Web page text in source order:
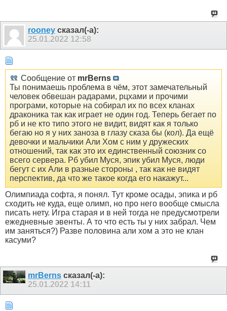
rooney сказал(-а):
25.01.2022 12:58
Сообщение от mrBerns
Ты понимаешь проблема в чём, этот замечательный
человек обвешан радарами, рцхами и прочими
програми, которые на собирал их по всех кланах
драконика так как играет не один год. Теперь бегает по
рб и не кто типо этого не видит, видят как я только
бегаю но я у них заноза в глазу сказа бы (кол). Да ещё
девочки и мальчики Али Хом с ним у дружеских
отношений, так как это их единственный союзник со
всего сервера. Рб убил Муся, эпик убил Муся, люди
бегут с их Али в разные стороны , так как не видят
перспектив, да что же такое когда его накажут...
Олимпиада софта, я понял. Тут кроме осады, эпика и рб
сходить не куда, еще олимп, но про него вообще смысла
писать нету. Игра старая и в ней тогда не предусмотрели
ежедневные эвенты. А то что есть ты у них забрал. Чем
им заняться?) Разве половина али хом а это не клан
касуми?
mrBerns сказал(-а):
25.01.2022 14:11